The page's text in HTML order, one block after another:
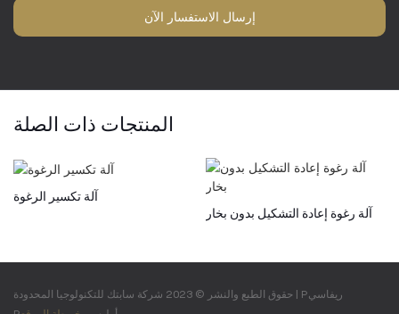
إرسال الاستفسار الآن
المنتجات ذات الصلة
آلة تكسير الرغوة
آلة رغوة إعادة التشكيل بدون بخار
حقوق الطبع والنشر © 2023 شركة سابتك للتكنولوجيا المحدودة | Pريفاسي